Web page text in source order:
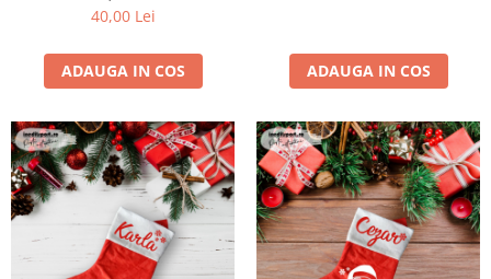
40,00 Lei
ADAUGA IN COS ADAUGA IN COS